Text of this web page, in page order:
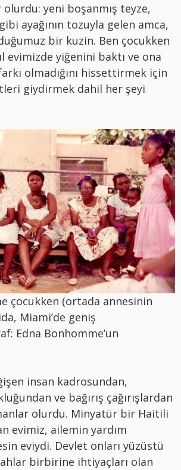
yeni boşanmış teyze,
ayağının tozuyla gelen amca,
bir kuzin. Ben çocukken
evimizde yiğenini baktı ve ona
olmadığını hissettirmek için
giydirmek dahil her şeyi
çocukken (ortada annesinin
Miami’de geniş
Edna Bonhomme’un
insan kadrosundan,
ve bağırış çağırışlardan
olurdu. Minyatür bir Haitili
evimiz, ailemin yardım
eviydi. Devlet onları yüzüstü
birbirine ihtiyaçları olan